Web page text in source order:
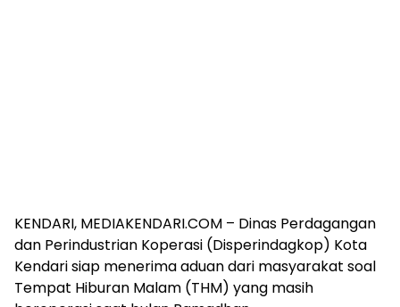
KENDARI, MEDIAKENDARI.COM – Dinas Perdagangan
dan Perindustrian Koperasi (Disperindagkop) Kota
Kendari siap menerima aduan dari masyarakat soal
Tempat Hiburan Malam (THM) yang masih